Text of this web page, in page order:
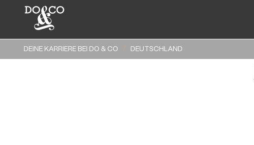
DEINE KARRIERE BEI DO & CO DEUTSCHLAND